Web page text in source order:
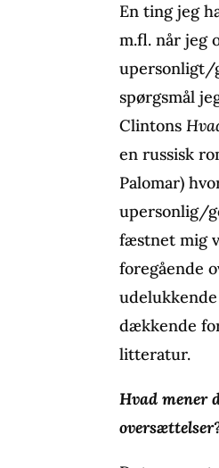
En ting jeg
m.fl. når jeg
upersonligt/
spørgsmål
Clintons
en russisk
Palomar)
upersonlig/
fæstnet mig
foregående
dækkende
litteratur.
Hvad mener